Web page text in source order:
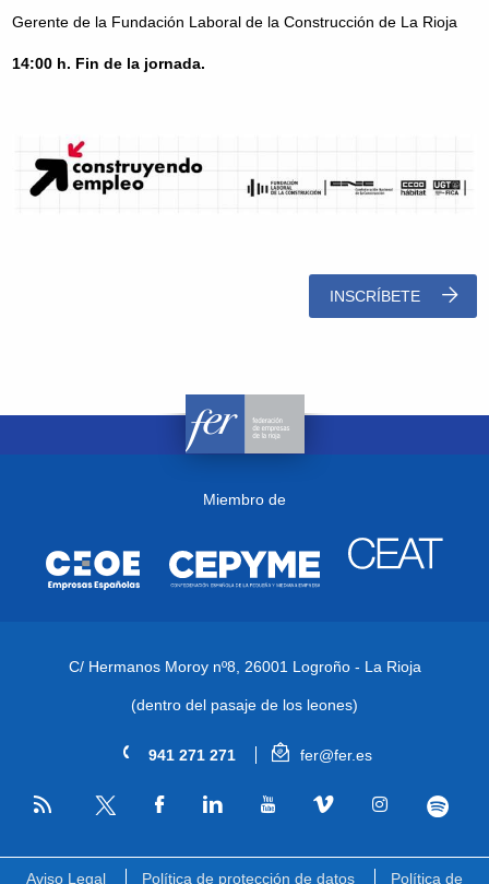
Gerente de la Fundación Laboral de la Construcción de La Rioja
14:00 h. Fin de la jornada.
INSCRÍBETE
Miembro de
C/ Hermanos Moroy nº8, 26001 Logroño - La Rioja
(dentro del pasaje de los leones)
941 271 271 fer@fer.es
RSS
Aviso Legal Política de protección de datos Política de